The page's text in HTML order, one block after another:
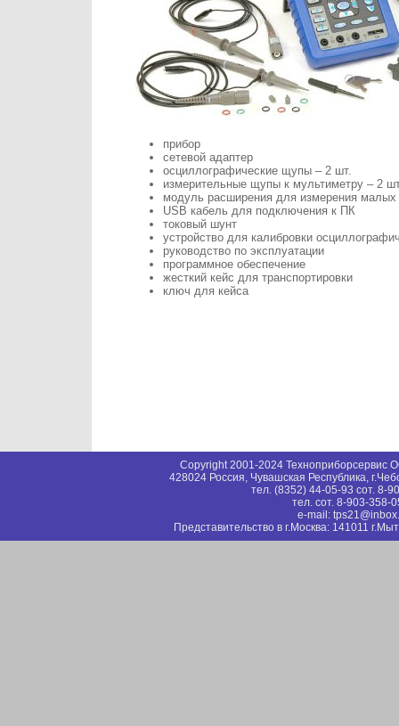
прибор
сетевой адаптер
осциллографические щупы – 2 шт.
измерительные щупы к мультиметру – 2
модуль расширения для измерения малых
USB кабель для подключения к ПК
токовый шунт
устройство для калибровки
руководство по эксплуатации
программное обеспечение
жесткий кейс для транспортировки
ключ для кейса
Copyright 2001-2024
428024 Россия, Чувашская Республика,
тел. (8352) 44-05-93 сот. 8-
тел. сот. 8-903-358-
e-mail:
Представительство в г.Москва: 141011